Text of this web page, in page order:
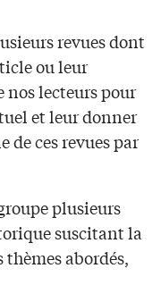
revues dont
ou leur
nos lecteurs pour
et leur donner
de ces revues par
plusieurs
suscitant la
abordés,